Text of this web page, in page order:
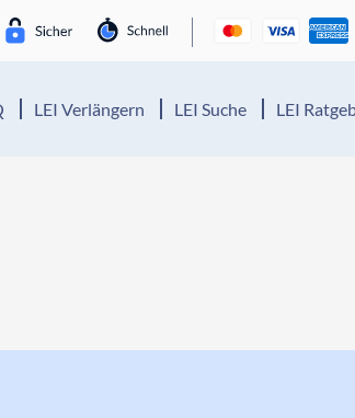
LEI Verlängern LEI Suche LEI